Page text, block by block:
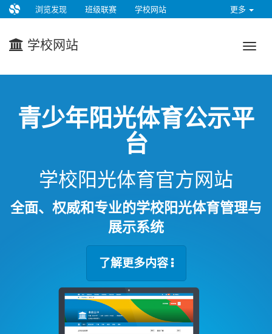
更多
浏览发现 班级联赛 学校网站
学校网站
青少年阳光体育公示平
台
学校阳光体育官方网站
全面、权威和专业的学校阳光体育管理与
展示系统
了解更多内容